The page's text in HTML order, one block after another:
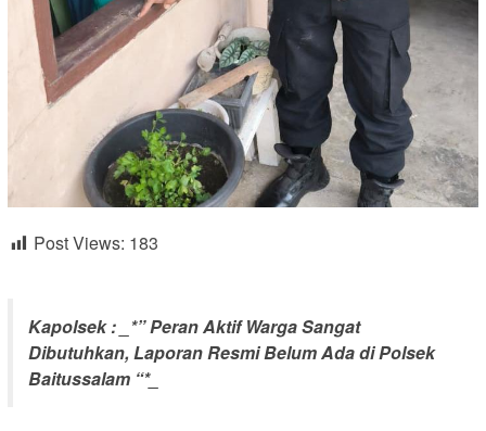
Post Views: 183
Kapolsek : _*” Peran Aktif Warga Sangat
Dibutuhkan, Laporan Resmi Belum Ada di Polsek
Baitussalam “*_